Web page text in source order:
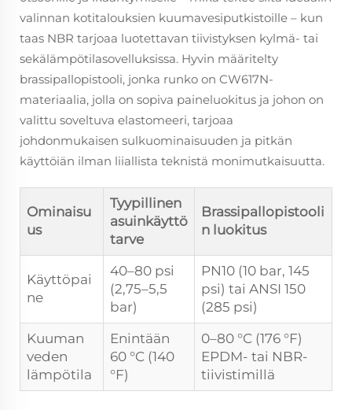
valinnan kotitalouksien kuumavesiputkistoille – kun
taas NBR tarjoaa luotettavan tiivistyksen kylmä- tai
sekälämpötilasovelluksissa. Hyvin määritelty
brassipallopistooli, jonka runko on CW617N-
materiaalia, jolla on sopiva paineluokitus ja johon on
valittu soveltuva elastomeeri, tarjoaa
johdonmukaisen sulkuominaisuuden ja pitkän
käyttöiän ilman liiallista teknistä monimutkaisuutta.
Ominaisu
us
Tyypillinen
asuinkäyttö
tarve
Brassipallopistooli
n luokitus
Käyttöpai
ne
40–80 psi
(2,75–5,5
bar)
PN10 (10 bar, 145
psi) tai ANSI 150
(285 psi)
Kuuman
veden
lämpötila
Enintään
60 °C (140
°F)
0–80 °C (176 °F)
EPDM- tai NBR-
tiivistimillä